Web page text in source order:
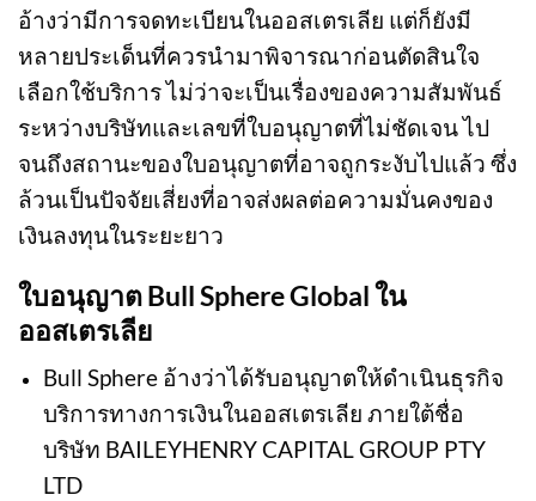
อ้างว่ามีการจดทะเบียนในออสเตรเลีย แต่ก็ยังมี
หลายประเด็นที่ควรนำมาพิจารณาก่อนตัดสินใจ
เลือกใช้บริการ ไม่ว่าจะเป็นเรื่องของความสัมพันธ์
ระหว่างบริษัทและเลขที่ใบอนุญาตที่ไม่ชัดเจน ไป
จนถึงสถานะของใบอนุญาตที่อาจถูกระงับไปแล้ว ซึ่ง
ล้วนเป็นปัจจัยเสี่ยงที่อาจส่งผลต่อความมั่นคงของ
เงินลงทุนในระยะยาว
ใบอนุญาต Bull Sphere Global ใน
ออสเตรเลีย
Bull Sphere อ้างว่าได้รับอนุญาตให้ดำเนินธุรกิจ
บริการทางการเงินในออสเตรเลีย ภายใต้ชื่อ
บริษัท BAILEYHENRY CAPITAL GROUP PTY
LTD